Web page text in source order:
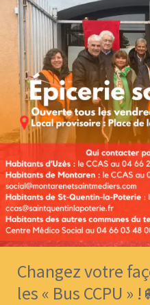
Changez votre
les « Bus CCPU » !